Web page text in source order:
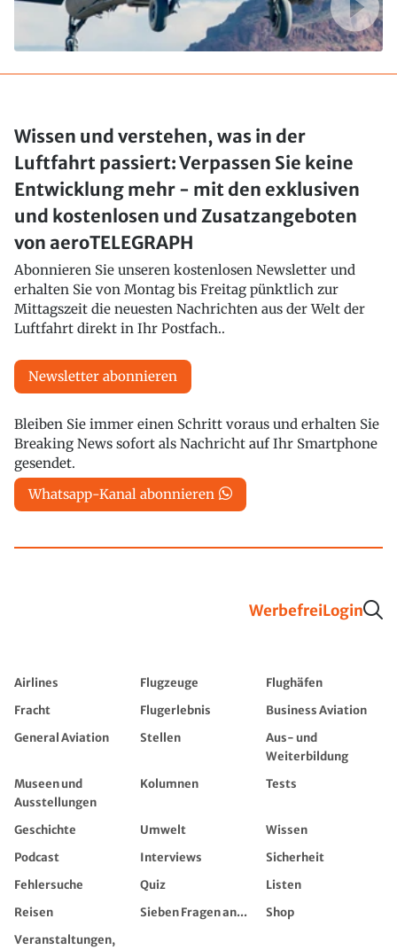
Wissen und verstehen, was in der
Luftfahrt passiert: Verpassen Sie keine
Entwicklung mehr - mit den exklusiven
und kostenlosen und Zusatzangeboten
von aeroTELEGRAPH
Abonnieren Sie unseren kostenlosen Newsletter und
erhalten Sie von Montag bis Freitag pünktlich zur
Mittagszeit die neuesten Nachrichten aus der Welt der
Luftfahrt direkt in Ihr Postfach..
Newsletter abonnieren
Bleiben Sie immer einen Schritt voraus und erhalten Sie
Breaking News sofort als Nachricht auf Ihr Smartphone
gesendet.
Whatsapp-Kanal abonnieren
WerbefreiLogin
Airlines Flugzeuge
Flughäfen
Fracht
Flugerlebnis
Business Aviation
General Aviation
Stellen
Aus- und
Weiterbildung
Museen und
Ausstellungen
Kolumnen Tests
Geschichte Umwelt
Wissen
Podcast
Interviews
Sicherheit
Fehlersuche
Quiz
Listen
Reisen
Sieben Fragen an...
Shop
Veranstaltungen,